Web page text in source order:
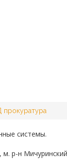
системы.
р-н